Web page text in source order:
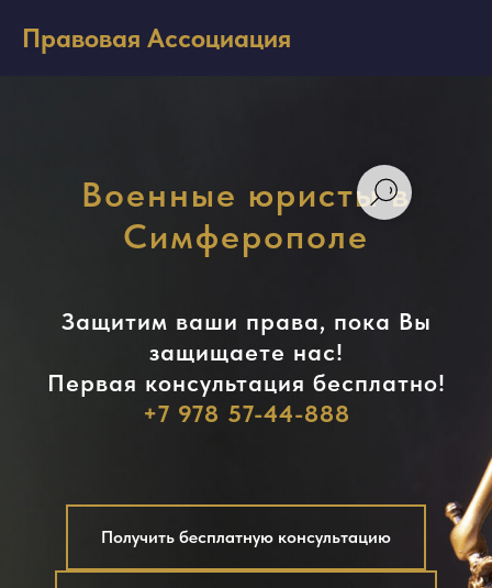
Правовая Ассоциация
Военные юристы в
Симферополе
Защитим ваши права, пока Вы
защищаете нас!
Первая консультация бесплатно!
+7 978 57-44-888
Получить бесплатную консультацию